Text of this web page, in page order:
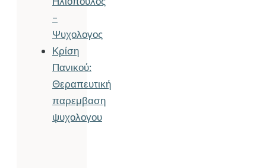
–
Ψυχολογος
Κρίση
Πανικού:
Θεραπευτική
παρεμβαση
ψυχολογου